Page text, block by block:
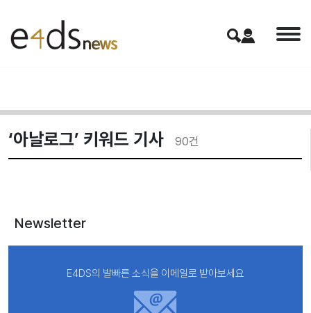
‘아날로그’ 키워드 기사 90건
Newsletter
E4DS의 발빠른 소식을 이메일로 받아보세요